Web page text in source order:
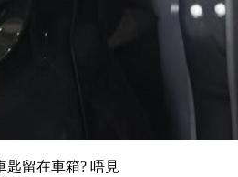
匙留在車箱? 唔見